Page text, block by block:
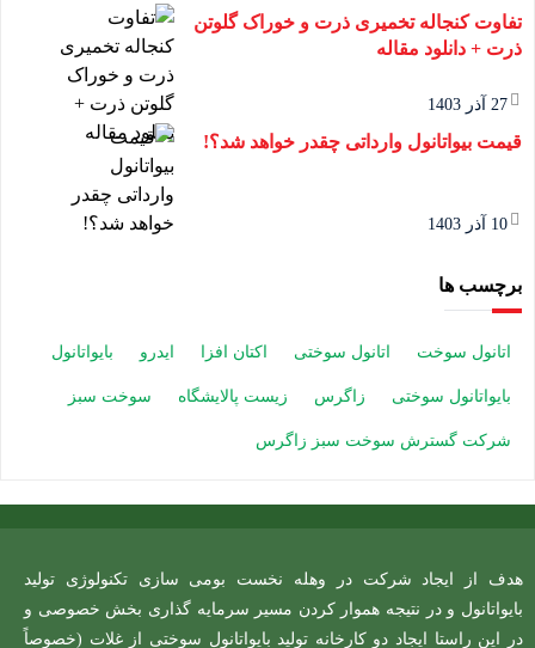
تفاوت کنجاله تخمیری ذرت و خوراک گلوتن
ذرت + دانلود مقاله
27 آذر 1403
قیمت بیواتانول وارداتی چقدر خواهد شد؟!
10 آذر 1403
برچسب ها
اتانول سوخت اتانول سوختی اکتان افزا ایدرو بایواتانول
بایواتانول سوختی زاگرس زیست پالایشگاه سوخت سبز
شرکت گسترش سوخت سبز زاگرس
هدف از ایجاد شرکت در وهله نخست بومی سازی تکنولوژی تولید
بایواتانول و در نتیجه هموار کردن مسیر سرمایه گذاری بخش خصوصی و
در این راستا ایجاد دو کارخانه تولید بایواتانول سوختی از غلات (خصوصاً